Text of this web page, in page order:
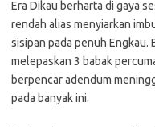
Era Dikau berharta di gaya
rendah alias menyiarkan
sisipan pada penuh Engkau.
melepaskan 3 babak
berpencar adendum
pada banyak ini.